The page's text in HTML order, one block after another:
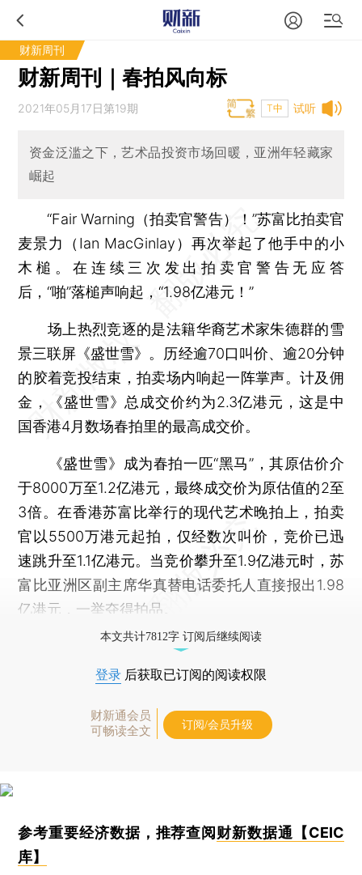
财新周刊
财新周刊｜春拍风向标
试听
2021年05月17日第19期 T中
资金泛滥之下，艺术品投资市场回暖，亚洲年轻藏家
崛起
“Fair Warning（拍卖官警告）！”苏富比拍卖官
麦景力（Ian MacGinlay）再次举起了他手中的小
木槌。在连续三次发出拍卖官警告无应答
后，“啪”落槌声响起，“1.98亿港元！”
场上热烈竞逐的是法籍华裔艺术家朱德群的雪
景三联屏《盛世雪》。历经逾70口叫价、逾20分钟
的胶着竞投结束，拍卖场内响起一阵掌声。计及佣
金，《盛世雪》总成交价约为2.3亿港元，这是中
国香港4月数场春拍里的最高成交价。
《盛世雪》成为春拍一匹“黑马”，其原估价介
于8000万至1.2亿港元，最终成交价为原估值的2至
3倍。在香港苏富比举行的现代艺术晚拍上，拍卖
官以5500万港元起拍，仅经数次叫价，竞价已迅
速跳升至1.1亿港元。当竞价攀升至1.9亿港元时，苏
富比亚洲区副主席华真替电话委托人直接报出1.98
亿港元，一举夺得拍品。
本文共计7812字 订阅后继续阅读
登录 后获取已订阅的阅读权限
财新通会员
可畅读全文
订阅/会员升级
参考重要经济数据，推荐查阅 财新数据通【CEIC
库】